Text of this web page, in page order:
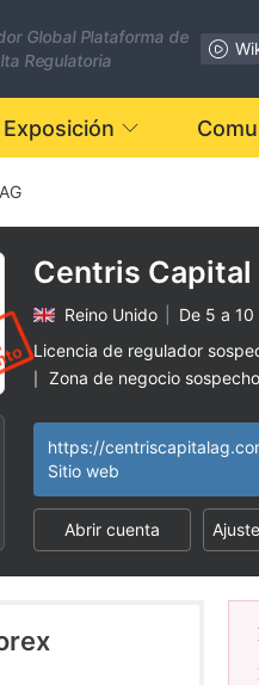
Global Plataforma de
Regulatoria
Exposición
Centris Capital
Reino Unido
De 5 a 10
Licencia de regulador
Zona de negocio
https://
Sitio web
Abrir cuenta